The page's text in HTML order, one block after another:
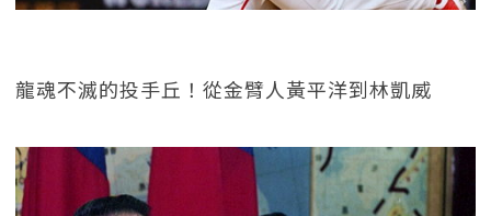
龍魂不滅的投手丘！從金臂人黃平洋到林凱威